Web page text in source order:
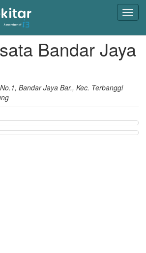
Bandar Jaya
Bandar Jaya Bar., Kec. Terbanggi